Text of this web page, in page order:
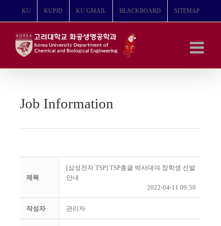
뛰
KU KUPID KU GMAIL BLACKBOARD SITEMAP
Job Information
제목
[삼성전자 TSP] TSP총괄 박사대여 장학생 선발
안내
2022-04-11 09:50
작성자 관리자